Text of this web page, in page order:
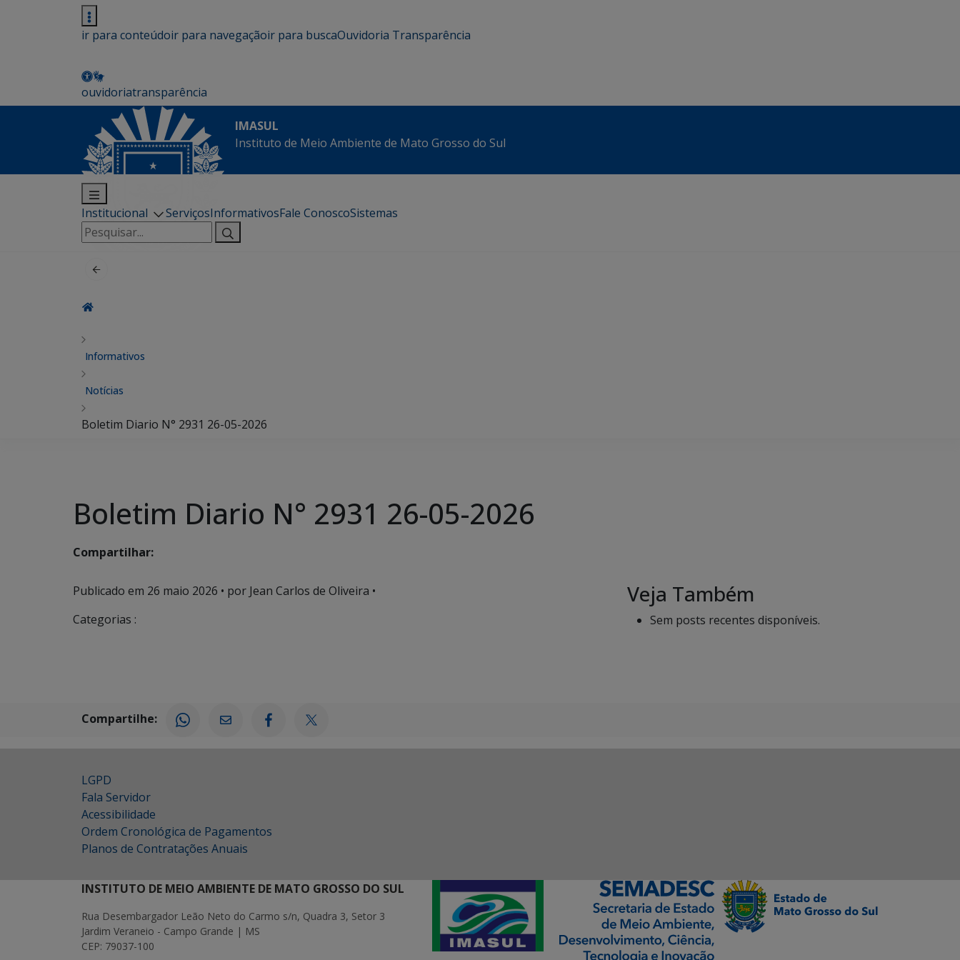
ir para conteúdoir para navegaçãoir para buscaOuvidoria Transparência
ouvidoriatransparência
IMASUL
Instituto de Meio Ambiente de Mato Grosso do Sul
Institucional ServiçosInformativosFale ConoscoSistemas
Pesquisar
por:
Informativos
Notícias
Boletim Diario N° 2931 26-05-2026
Boletim Diario N° 2931 26-05-2026
Compartilhar:
Publicado em 26 maio 2026 • por Jean Carlos de Oliveira •
Categorias :
Veja Também
Sem posts recentes disponíveis.
Compartilhe:
LGPD
Fala Servidor
Acessibilidade
Ordem Cronológica de Pagamentos
Planos de Contratações Anuais
INSTITUTO DE MEIO AMBIENTE DE MATO GROSSO DO SUL
Rua Desembargador Leão Neto do Carmo s/n, Quadra 3, Setor 3
Jardim Veraneio - Campo Grande | MS
CEP: 79037-100